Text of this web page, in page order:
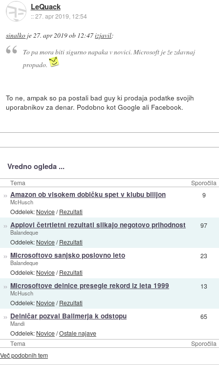
LeQuack
::27. apr 2019, 12:54
sinalko je27. apr 2019 ob 12:47izjavil:
To pa mora biti sigurno napaka v novici. Microsoft je že zdavnaj
propado.
To ne, ampak so pa postali bad guy ki prodaja podatke svojih
uporabnikov za denar. Podobno kot Google ali Facebook.
Vredno ogleda ...
Tema Sporočila
Tema Sporočila
» Amazon ob visokem dobičku spet v klubu bilijon
McHusch
Oddelek: Novice/Rezultati
9
» Applovi četrtletni rezultati slikajo negotovo prihodnost
Balandeque
Oddelek: Novice/Rezultati
97
» Microsoftovo sanjsko poslovno leto
Balandeque
Oddelek: Novice/Rezultati
23
» Microsoftove delnice presegle rekord iz leta 1999
McHusch
Oddelek: Novice/Rezultati
13
» Delničar pozval Ballmerja k odstopu
Mandi
Oddelek: Novice/Ostale najave
65
Več podobnih tem